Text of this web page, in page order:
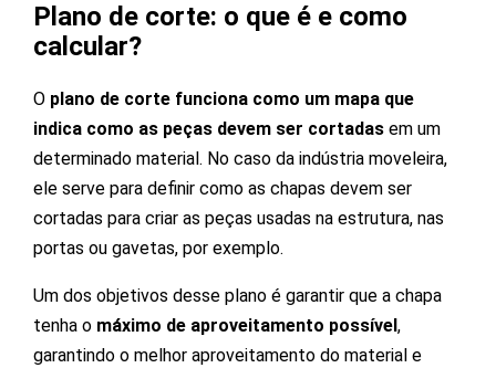
Plano de corte: o que é e como
calcular?
O plano de corte funciona como um mapa que
indica como as peças devem ser cortadas em um
determinado material. No caso da indústria moveleira,
ele serve para definir como as chapas devem ser
cortadas para criar as peças usadas na estrutura, nas
portas ou gavetas, por exemplo.
Um dos objetivos desse plano é garantir que a chapa
tenha o máximo de aproveitamento possível ,
garantindo o melhor aproveitamento do material e